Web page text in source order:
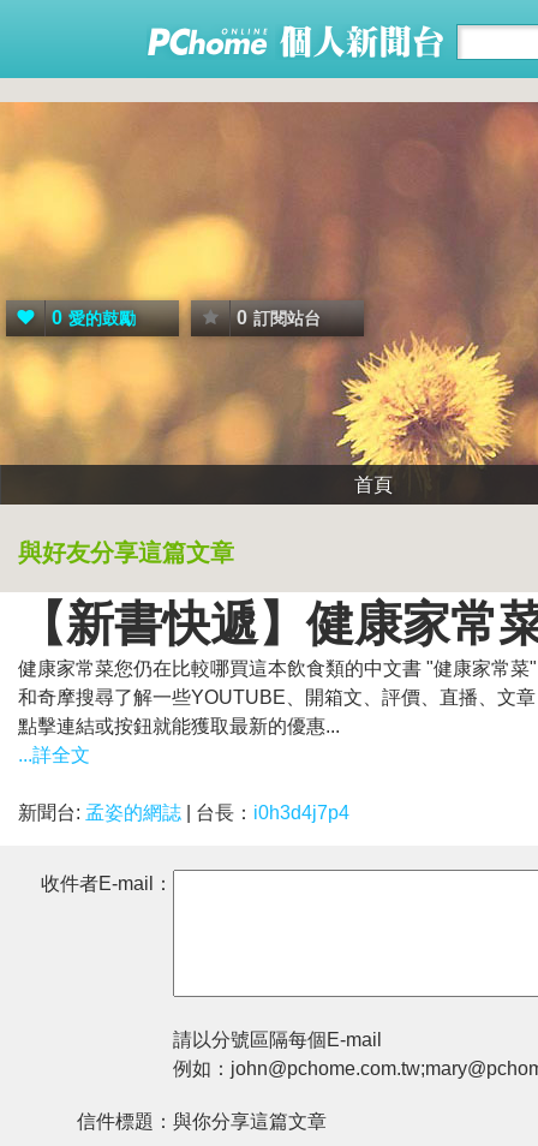
0 愛的鼓勵 0 訂閱站台
首頁
與好友分享這篇文章
【新書快遞】健康家常
健康家常菜您仍在比較哪買這本飲食類的中文書 "健康家常
和奇摩搜尋了解一些YOUTUBE、開箱文、評價、直播、文
點擊連結或按鈕就能獲取最新的優惠...
...詳全文
新聞台: 孟姿的網誌 | 台長： i0h3d4j7p4
收件者E-mail：
請以分號區隔每個E-mail
例如：
信件標題： 與你分享這篇文章